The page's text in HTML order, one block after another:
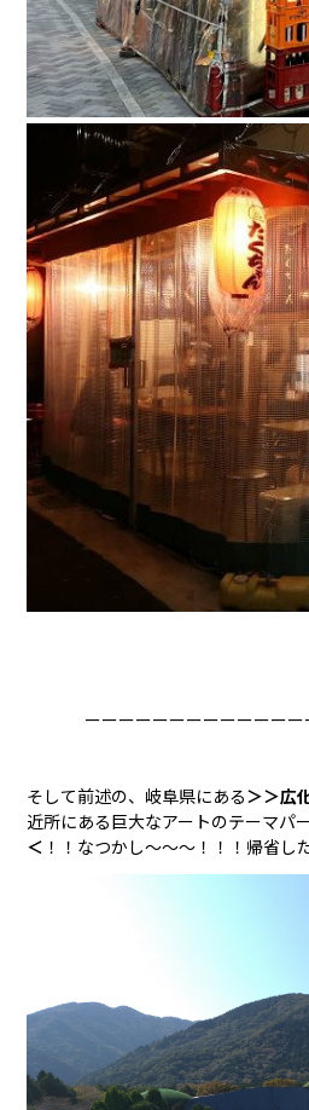
ーーーーーーーーーーーー
そして前述の、岐阜県にある＞＞広
近所にある巨大なアートのテーマパ
＜ ！！なつかし〜〜〜！！！帰省し